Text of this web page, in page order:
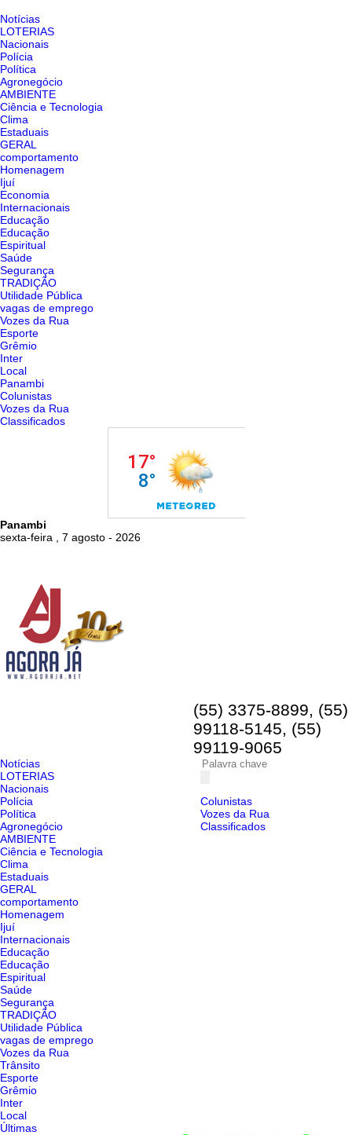
Notícias
LOTERIAS
Nacionais
Polícia
Política
Agronegócio
AMBIENTE
Ciência e Tecnologia
Clima
Estaduais
GERAL
comportamento
Homenagem
Ijuí
Economia
Internacionais
Educação
Educação
Espiritual
Saúde
Segurança
TRADIÇÃO
Utilidade Pública
vagas de emprego
Vozes da Rua
Esporte
Grêmio
Inter
Local
Panambi
Colunistas
Vozes da Rua
Classificados
Panambi
sexta-feira , 7 agosto - 2026
(55) 3375-8899, (55)
99118-5145, (55)
99119-9065
Notícias
LOTERIAS
Nacionais
Polícia
Política
Agronegócio
AMBIENTE
Ciência e Tecnologia
Clima
Estaduais
GERAL
comportamento
Homenagem
Ijuí
Internacionais
Educação
Educação
Espiritual
Saúde
Segurança
TRADIÇÃO
Utilidade Pública
vagas de emprego
Vozes da Rua
Trânsito
Esporte
Grêmio
Inter
Local
Últimas
Colunistas
Vozes da Rua
Classificados